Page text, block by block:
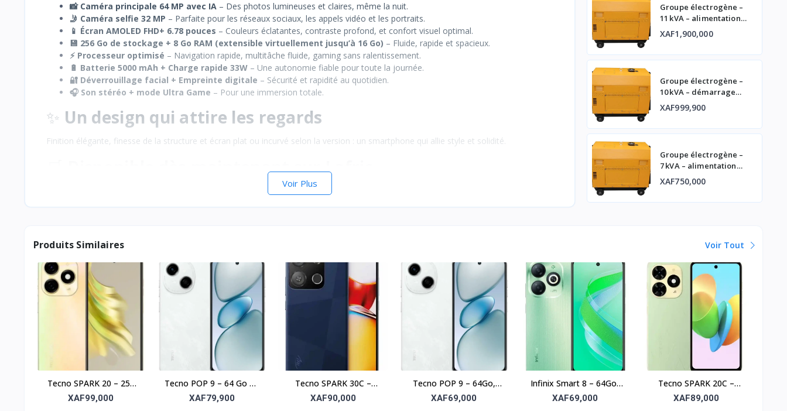
📸 Caméra principale 64 MP avec IA – Des photos lumineuses et claires, même la nuit.
🤳 Caméra selfie 32 MP – Parfaite pour les réseaux sociaux, les appels vidéo et les portraits.
📱 Écran AMOLED FHD+ 6.78 pouces – Couleurs éclatantes, contraste profond, et confort visuel optimal.
💾 256 Go de stockage + 8 Go RAM (extensible virtuellement jusqu’à 16 Go) – Fluide, rapide et spacieux.
⚡ Processeur optimisé – Navigation rapide, multitâche fluide, gaming sans ralentissement.
🔋 Batterie 5000 mAh + Charge rapide 33W – Une autonomie fiable pour toute la journée.
🔐 Déverrouillage facial + Empreinte digitale – Sécurité et rapidité au quotidien.
🎧 Son stéréo + mode Ultra Game – Pour une immersion totale.
✨ Un design qui attire les regards
Finition élégante, finesse de la structure et écran plat ou incurvé selon la version : un smartphone qui allie style et solidité.
Disponible dès maintenant sur Lafric –
Voir Plus
Groupe électrogène –
11 kVA – alimentation
fiable
XAF1,900,000
Groupe électrogène –
10 kVA – démarrage
automatique et
affichage digital
XAF999,900
Groupe électrogène –
7 kVA – alimentation
fiable
XAF750,000
Produits Similaires Voir Tout
Tecno SPARK 20 – 256
Go, 8 Go RAM, écran
XAF99,000
Tecno POP 9 – 64 Go de
stockage, 3 Go de RAM
XAF79,900
Tecno SPARK 30C –
128Go, RAM 4Go, écran
XAF90,000
Tecno POP 9 – 64Go,
RAM 3Go, écran 6.6’’
XAF69,000
Infinix Smart 8 – 64Go,
RAM 4Go, écran 6.6’’
XAF69,000
Tecno SPARK 20C –
256Go, RAM 4Go, écran
XAF89,000